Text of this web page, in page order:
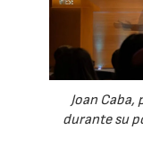
Joan Caba,
durante su